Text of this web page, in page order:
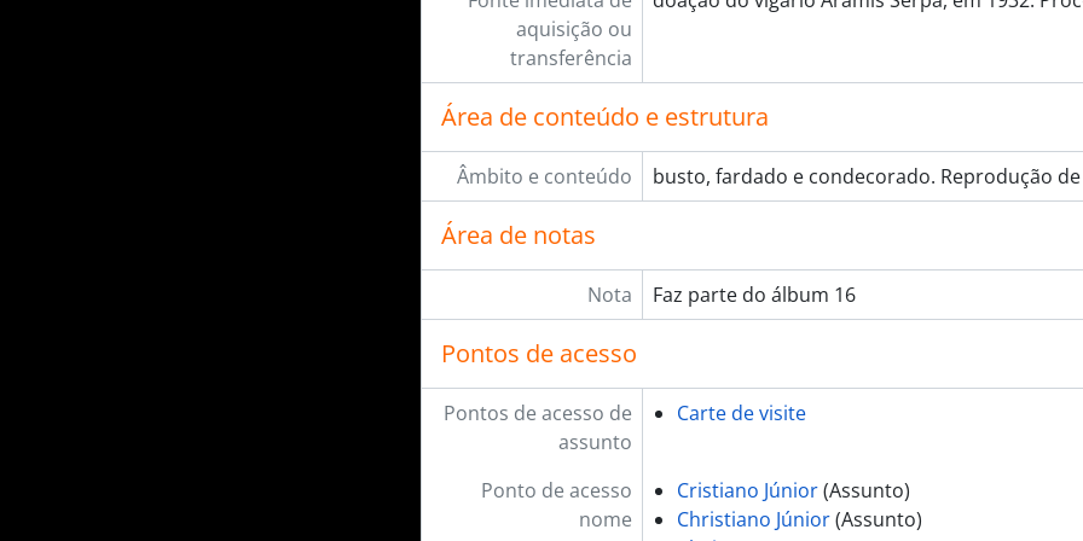
aquisição ou
transferência
Área de conteúdo e estrutura
Âmbito e conteúdo busto, fardado e condecorado. Reprodução
Área de notas
Nota Faz parte do álbum 16
Pontos de acesso
Pontos de acesso de
assunto
Carte de visite
Ponto de acesso
nome
Cristiano Júnior(Assunto)
Christiano Júnior(Assunto)